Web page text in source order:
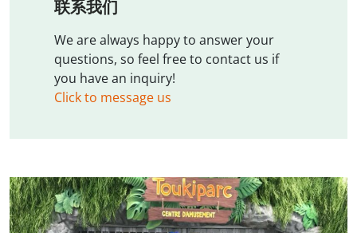
联系我们
We are always happy to answer your
questions, so feel free to contact us if
you have an inquiry!
Click to message us